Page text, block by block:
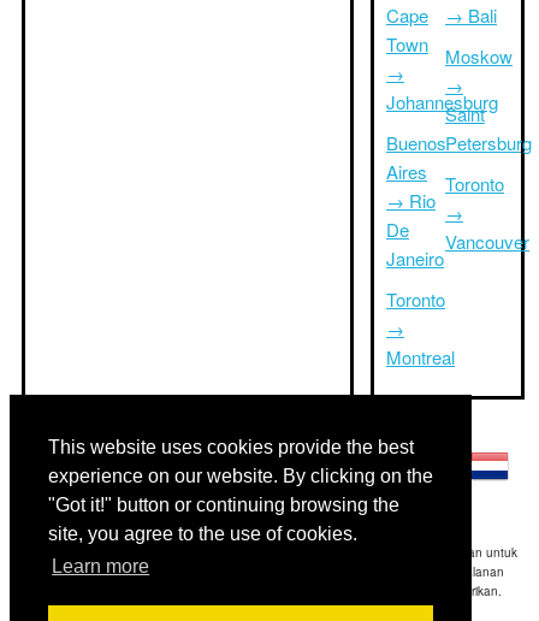
This website uses cookies provide the best
experience on our website. By clicking on the
"Got it!" button or continuing browsing the
site, you agree to the use of cookies.
Learn more
Cape
Town
→
Johannesburg
Buenos
Aires
→ Rio
De
Janeiro
Toronto
→
Montreal
→ Bali
Moskow
→
Saint
Petersburg
Toronto
→
Vancouver
Disclaimer: Informasi yang ditampilkan di situs ini adalah perkiraan terbaik kami dan untuk
referensi Anda saja.Triptimeto.com tidak bertanggung jawab untuk setiap perjalanan
keterlambatan dan / atau kerusakan akibat dihasilkan dari informasi yang diberikan.